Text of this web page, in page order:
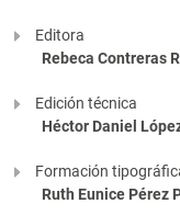
Editora
Rebeca Contreras
Edición técnica
Héctor Daniel
Formación
Ruth Eunice Pérez